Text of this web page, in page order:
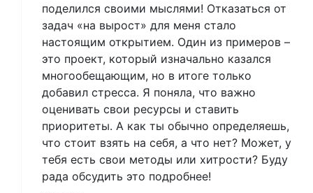
поделился своими мыслями! Отказаться от
задач «на вырост» для меня стало
настоящим открытием. Один из примеров –
это проект, который изначально казался
многообещающим, но в итоге только
добавил стресса. Я поняла, что важно
оценивать свои ресурсы и ставить
приоритеты. А как ты обычно определяешь,
что стоит взять на себя, а что нет? Может, у
тебя есть свои методы или хитрости? Буду
рада обсудить это подробнее!